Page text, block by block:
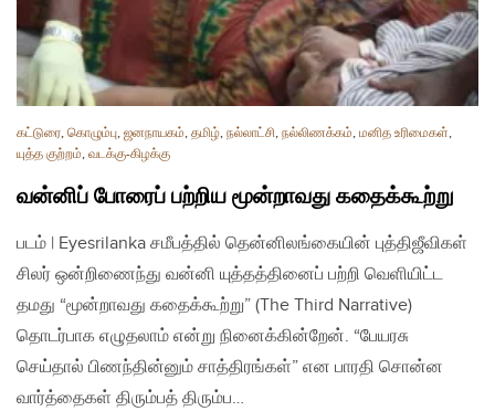
கட்டுரை, கொழும்பு, ஜனநாயகம், தமிழ், நல்லாட்சி, நல்லிணக்கம், மனித உரிமைகள்,
யுத்த குற்றம், வடக்கு-கிழக்கு
வன்னிப் போரைப் பற்றிய மூன்றாவது கதைக்கூற்று
படம் | Eyesrilanka சமீபத்தில் தென்னிலங்கையின் புத்திஜீவிகள்
சிலர் ஒன்றிணைந்து வன்னி யுத்தத்தினைப் பற்றி வெளியிட்ட
தமது “மூன்றாவது கதைக்கூற்று” (The Third Narrative)
தொடர்பாக எழுதலாம் என்று நினைக்கின்றேன். “பேயரசு
செய்தால் பிணந்தின்னும் சாத்திரங்கள்” என பாரதி சொன்ன
வார்த்தைகள் திரும்பத் திரும்ப…